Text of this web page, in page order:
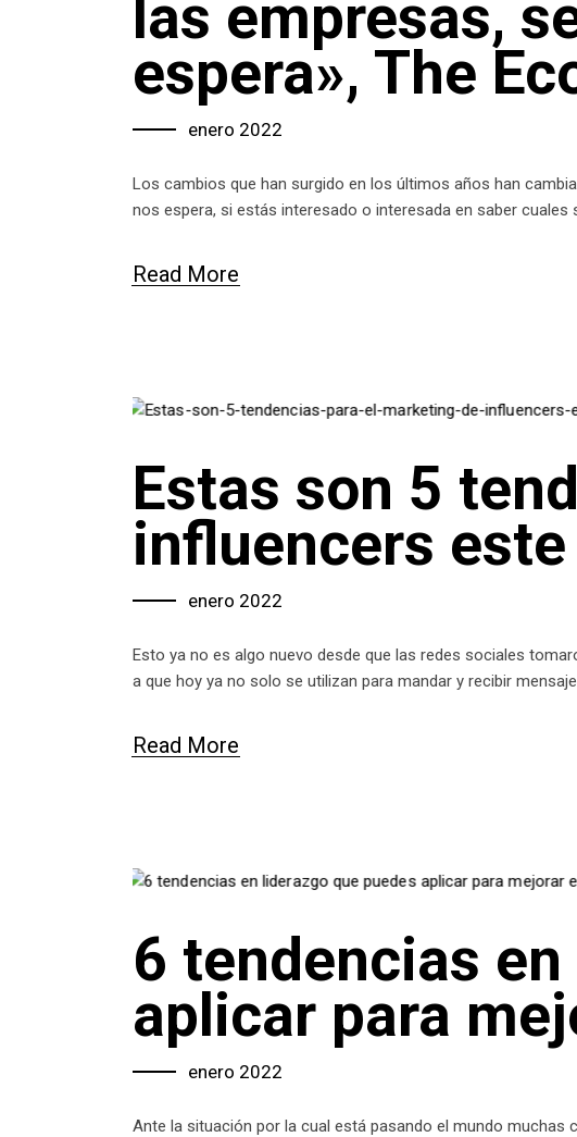
las empresas,
espera», The
enero 2022
Los cambios que han surgido en los últimos años han
nos espera, si estás interesado o interesada en saber cuales
Read More
Estas son 5
influencers
enero 2022
Esto ya no es algo nuevo desde que las redes sociales
a que hoy ya no solo se utilizan para mandar y recibir
Read More
6 tendencias
aplicar para
enero 2022
Ante la situación por la cual está pasando el mundo